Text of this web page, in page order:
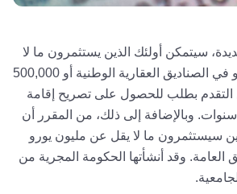
سيتمكن أولئك الذين يستثمرون ما لا
يقل عن 250,000 يورو في الصناديق العقارية الوطنية أو 500,000
التقدم بطلب للحصول على تصريح إقامة
قابل للتجديد لمدة 10 سنوات. وبالإضافة إلى ذلك، من المقرر أن
سيستثمرون ما لا يقل عن مليون يورو
العامة. وقد أنشأتها الحكومة المجرية من